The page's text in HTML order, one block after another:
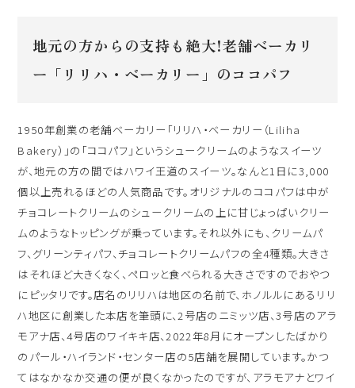
地元の方からの支持も絶大!老舗ベーカリ
ー「リリハ・ベーカリー」のココパフ
1950年創業の老舗ベーカリー「リリハ・ベーカリー（Liliha
Bakery）」の「ココパフ」というシュークリームのようなスイーツ
が、地元の方の間ではハワイ王道のスイーツ。なんと1日に3,000
個以上売れるほどの人気商品です。オリジナルのココパフは中が
チョコレートクリームのシュークリームの上に甘じょっぱいクリー
ムのようなトッピングが乗っています。それ以外にも、クリームパ
フ、グリーンティパフ、チョコレートクリームパフの全4種類。大きさ
はそれほど大きくなく、ペロッと食べられる大きさですのでおやつ
にピッタリです。店名のリリハは地区の名前で、ホノルルにあるリリ
ハ地区に創業した本店を筆頭に、2号店のニミッツ店、3号店のアラ
モアナ店、4号店のワイキキ店、2022年8月にオープンしたばかり
のパール・ハイランド・センター店の5店舗を展開しています。かつ
てはなかなか交通の便が良くなかったのですが、アラモアナとワイ